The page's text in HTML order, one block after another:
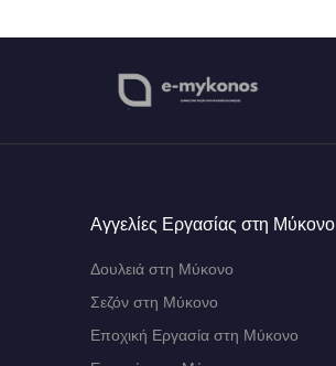
Αγγελίες Εργασίας στη Μύκονο
Δουλειά στη Μύκονο
Σεζόν στη Μύκονο
Εποχική Εργασία στη Μύκονο